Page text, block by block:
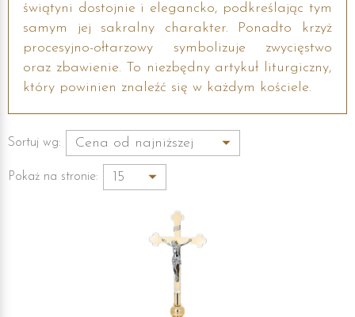
świątyni dostojnie i elegancko, podkreślając tym
samym jej sakralny charakter. Ponadto krzyż
procesyjno-ołtarzowy symbolizuje zwycięstwo
oraz zbawienie. To niezbędny artykuł liturgiczny,
który powinien znaleźć się w każdym kościele.
Sortuj wg:
Pokaż na stronie: